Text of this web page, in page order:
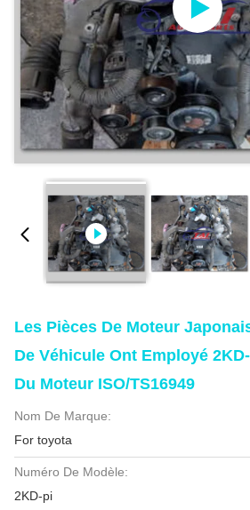
Les Pièces De Moteur
De Véhicule Ont Employé
Du Moteur ISO/TS16949
Nom De Marque:
For toyota
Numéro De Modèle:
2KD-pi